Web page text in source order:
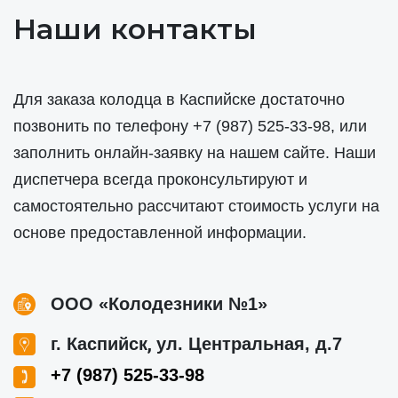
Наши контакты
Для заказа колодца в Каспийске достаточно
позвонить по телефону +7 (987) 525-33-98, или
заполнить онлайн-заявку на нашем сайте. Наши
диспетчера всегда проконсультируют и
самостоятельно рассчитают стоимость услуги на
основе предоставленной информации.
ООО «Колодезники №1»
г. Каспийск, ул. Центральная, д.7
+7 (987) 525-33-98